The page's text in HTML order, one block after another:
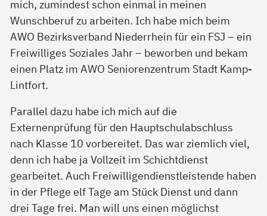
mich, zumindest schon einmal in meinen
Wunschberuf zu arbeiten. Ich habe mich beim
AWO Bezirksverband Niederrhein für ein FSJ – ein
Freiwilliges Soziales Jahr – beworben und bekam
einen Platz im AWO Seniorenzentrum Stadt Kamp-
Lintfort.
Parallel dazu habe ich mich auf die
Externenprüfung für den Hauptschulabschluss
nach Klasse 10 vorbereitet. Das war ziemlich viel,
denn ich habe ja Vollzeit im Schichtdienst
gearbeitet. Auch Freiwilligendienstleistende haben
in der Pflege elf Tage am Stück Dienst und dann
drei Tage frei. Man will uns einen möglichst